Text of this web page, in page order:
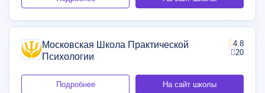
Московская Школа Практической
Психологии
4.8
20
Подробнее На сайт школы